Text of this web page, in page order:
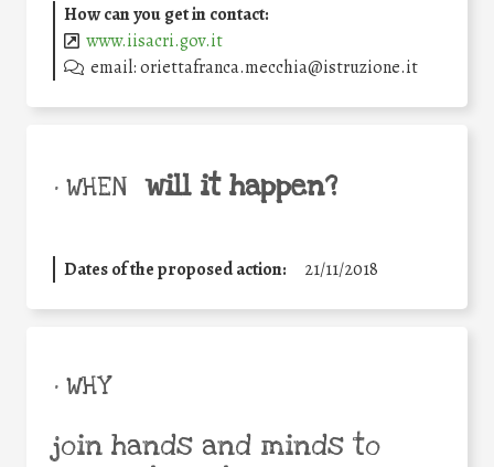
How can you get in contact:
www.iisacri.gov.it
email: oriettafranca.mecchia@istruzione.it
• WHEN will it happen?
Dates of the proposed action: 21/11/2018
• WHY
join hands and minds to